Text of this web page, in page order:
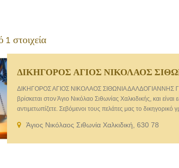
στοιχεία
ΔΙΚΗΓΟΡΟΣ ΑΓΙΟΣ ΝΙΚΟΛΑΟΣ
ΔΙΚΗΓΟΡΟΣ ΑΓΙΟΣ ΝΙΚΟΛΑΟΣ ΣΙΘΩΝΙΑ ΔΑΛΔΟΓΙΑΝΝΗΣ
βρίσκεται στον Άγιο Νικόλαο Σιθωνίας Χαλκιδικής, και
αντιμετωπίζετε. Σεβόμενοι τους πελάτες μας το
δίνοντας αποτελεσματική λύση στα προβλήματά σας. Το
Άγιος Νικόλαος Σιθωνία Χαλκιδική, 630 78